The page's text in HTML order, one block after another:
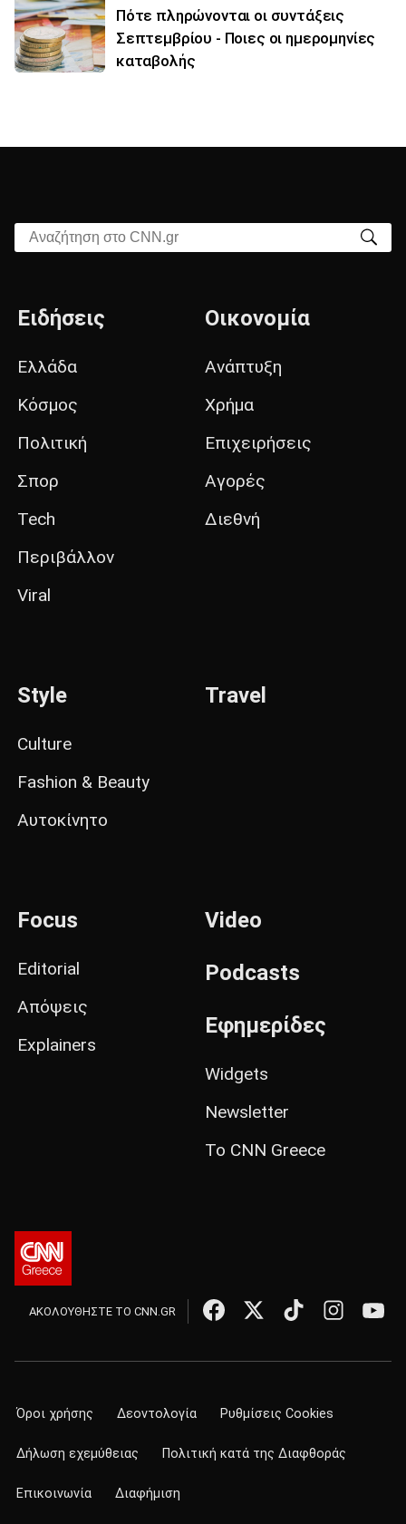
Πότε πληρώνονται οι συντάξεις
Σεπτεμβρίου - Ποιες οι ημερομηνίες
καταβολής
Αναζήτηση στο CNN.gr
Ειδήσεις
Ελλάδα
Κόσμος
Πολιτική
Σπορ
Tech
Περιβάλλον
Viral
Οικονομία
Ανάπτυξη
Χρήμα
Επιχειρήσεις
Αγορές
Διεθνή
Style
Culture
Fashion & Beauty
Αυτοκίνητο
Travel
Focus
Editorial
Απόψεις
Explainers
Video
Podcasts
Εφημερίδες
Widgets
Newsletter
Το CNN Greece
ΑΚΟΛΟΥΘΗΣΤΕ ΤΟ CNN.GR
Όροι χρήσης Δεοντολογία Ρυθμίσεις Cookies
Δήλωση εχεμύθειας Πολιτική κατά της Διαφθοράς
Επικοινωνία Διαφήμιση